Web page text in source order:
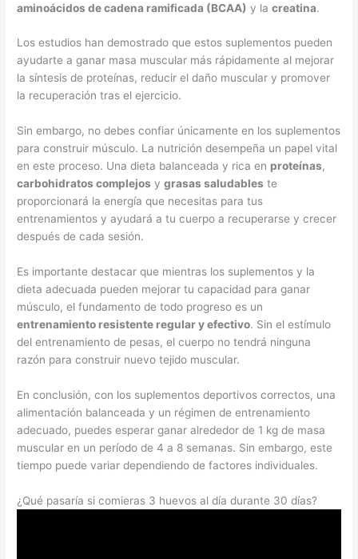
aminoácidos de cadena ramificada (BCAA) y lacreatina.
Los estudios han demostrado que estos suplementos pueden
ayudarte a ganar masa muscular más rápidamente al mejorar
la síntesis de proteínas, reducir el daño muscular y promover
la recuperación tras el ejercicio.
Sin embargo, no debes confiar únicamente en los suplementos
para construir músculo. La nutrición desempeña un papel vital
en este proceso. Una dieta balanceada y rica en proteínas,
carbohidratos complejos ygrasas saludables te
proporcionará la energía que necesitas para tus
entrenamientos y ayudará a tu cuerpo a recuperarse y crecer
después de cada sesión.
Es importante destacar que mientras los suplementos y la
dieta adecuada pueden mejorar tu capacidad para ganar
músculo, el fundamento de todo progreso es un
entrenamiento resistente regular y efectivo. Sin el estímulo
del entrenamiento de pesas, el cuerpo no tendrá ninguna
razón para construir nuevo tejido muscular.
En conclusión, con los suplementos deportivos correctos, una
alimentación balanceada y un régimen de entrenamiento
adecuado, puedes esperar ganar alrededor de 1 kg de masa
muscular en un período de 4 a 8 semanas. Sin embargo, este
tiempo puede variar dependiendo de factores individuales.
¿Qué pasaría si comieras 3 huevos al día durante 30 días?